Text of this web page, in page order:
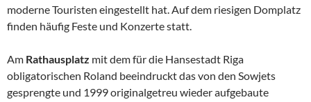
moderne Touristen eingestellt hat. Auf dem riesigen Domplatz
finden häufig Feste und Konzerte statt.
Am Rathausplatz mit dem für die Hansestadt Riga
obligatorischen Roland beeindruckt das von den Sowjets
gesprengte und 1999 originalgetreu wieder aufgebaute